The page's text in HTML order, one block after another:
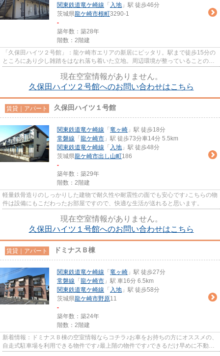
関東鉄道竜ケ崎線 「 入地 」駅 徒歩46分
茨城県龍ケ崎市根町3290-1
-
築年数：築28年
階数：2階建
「久保田ハイツ２号館」：龍ケ崎市エリアの新居にピッタリ。駅まで徒歩15分の
ところにあり少し雑踏をはなれ落ち着いた立地。周辺環境が整っていることの多
現在空室情報がありません。
久保田ハイツ２号館へのお問い合わせはこちら
賃貸｜アパート 久保田ハイツ１号館
関東鉄道竜ケ崎線 「 竜ヶ崎 」駅 徒歩18分
常磐線 「 龍ケ崎市 」駅 徒歩73分車14分 5.5km
関東鉄道竜ケ崎線 「 入地 」駅 徒歩48分
茨城県龍ケ崎市出し山町186
-
築年数：築29年
階数：2階建
軽量鉄骨造りのしっかりした建物で耐久性や耐震性の面でも安心です♪こちらの物
件は設備にもこだわったお部屋ですので、快適な生活が送れると思います。
現在空室情報がありません。
久保田ハイツ１号館へのお問い合わせはこちら
賃貸｜アパート ドミナスＢ棟
関東鉄道竜ケ崎線 「 竜ヶ崎 」駅 徒歩27分
常磐線 「 龍ケ崎市 」駅 車16分 6.5km
関東鉄道竜ケ崎線 「 入地 」駅 徒歩58分
茨城県龍ケ崎市野原11
-
築年数：築24年
階数：2階建
新着情報：ドミナスＢ棟の空室情報ならコチラ♪お車をお持ちの方にオススメの、
自走式駐車場を利用できる物件です♪最上階の物件です♪できるだけ早めに不動産